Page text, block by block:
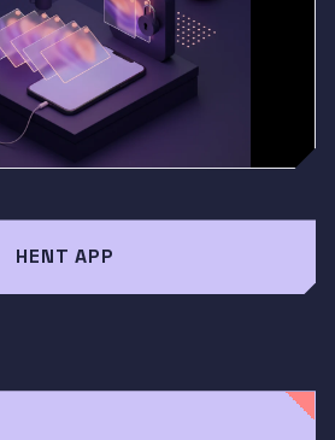
HENT APP